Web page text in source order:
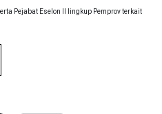
Pejabat Eselon II lingkup Pemprov terkait